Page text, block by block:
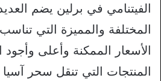
الفيتنامي في برلين يضم
المختلفة والمميزة التي
الأسعار الممكنة وأعلى
المنتجات التي تنقل سحر